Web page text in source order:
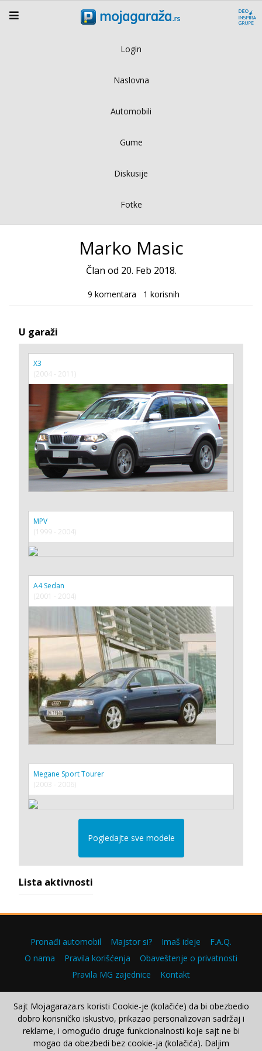
Login
Naslovna
Automobili
Gume
Diskusije
Fotke
Marko Masic
Član od 20. Feb 2018.
9 komentara 1 korisnih
U garaži
X3
(2004 - 2011)
MPV
(1999 - 2004)
A4 Sedan
(2001 - 2004)
Megane Sport Tourer
(2003 - 2006)
Pogledajte sve modele
Lista aktivnosti
Pronađi automobil Majstor si? Imaš ideje
F.A.Q.
O nama
Pravila korišćenja
Obaveštenje o privatnosti
Pravila MG zajednice
Kontakt
Copyright © 2000–2026.
Sajt Mojagaraza.rs koristi Cookie-je (kolačiće) da bi obezbedio
dobro korisničko iskustvo, prikazao personalizovan sadržaj i
reklame, i omogućio druge funkcionalnosti koje sajt ne bi
mogao da obezbedi bez cookie-ja (kolačića). Daljim